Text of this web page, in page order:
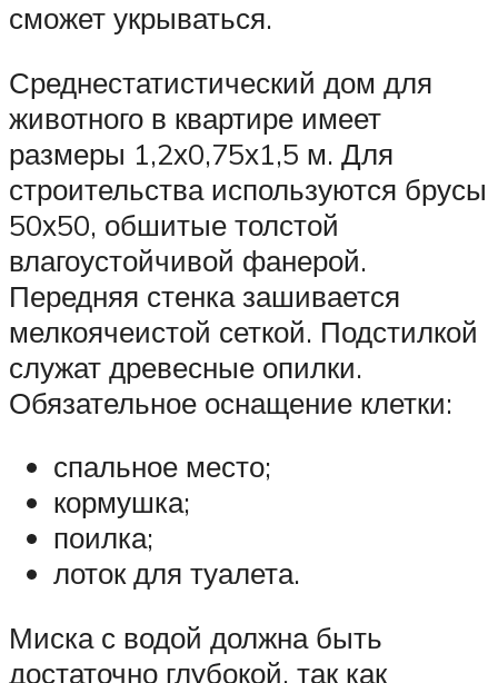
сможет укрываться.
Среднестатистический дом для
животного в квартире имеет
размеры 1,2х0,75х1,5 м. Для
строительства используются брусы
50х50, обшитые толстой
влагоустойчивой фанерой.
Передняя стенка зашивается
мелкоячеистой сеткой. Подстилкой
служат древесные опилки.
Обязательное оснащение клетки:
спальное место;
кормушка;
поилка;
лоток для туалета.
Миска с водой должна быть
достаточно глубокой, так как